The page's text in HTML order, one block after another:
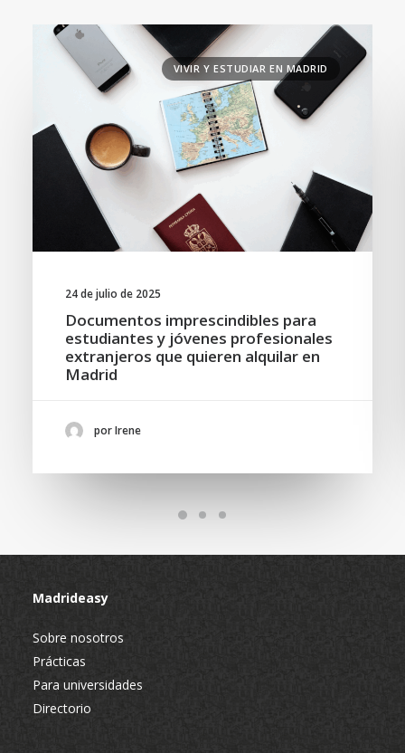
VIVIR Y ESTUDIAR EN MADRID
24 de julio de 2025
Documentos imprescindibles para
estudiantes y jóvenes profesionales
extranjeros que quieren alquilar en
Madrid
por Irene
Madrideasy
Sobre nosotros
Prácticas
Para universidades
Directorio